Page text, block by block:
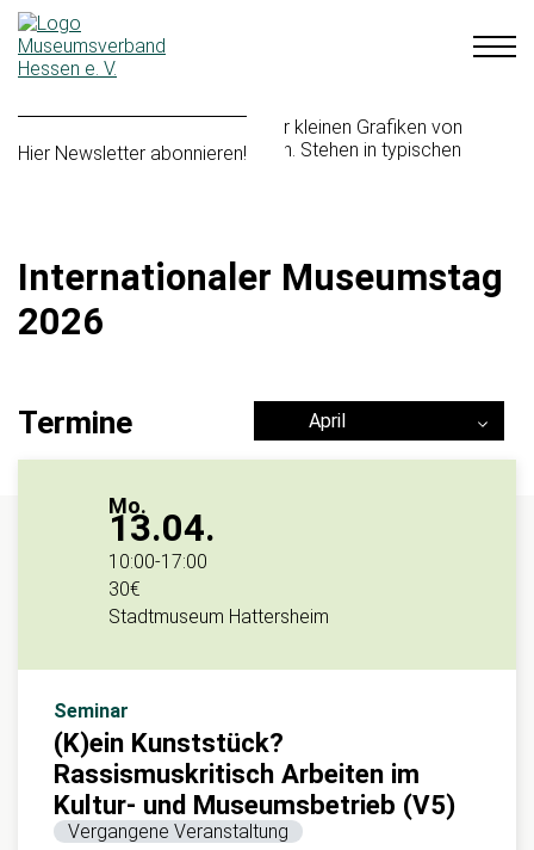
Hier Newsletter abonnieren!
Internationaler Museumstag
2026
Termine April
Mo.
13.04.
10:00-17:00
30€
Stadtmuseum Hattersheim
Seminar
(K)ein Kunststück?
Rassismuskritisch Arbeiten im
Kultur- und Museumsbetrieb (V5)
Vergangene Veranstaltung